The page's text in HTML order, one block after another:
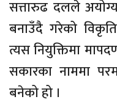
सत्तारुढ दलले
बनाउँदै गरेको
त्यस नियुक्तिमा
सकारका नाममा
बनेको हो ।